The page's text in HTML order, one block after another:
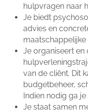
hulpvragen naar
Je biedt
advies en
Je organiseert en
van de cliënt. Dit
budgetbeheer,
Indien nodig ga
Je staat samen